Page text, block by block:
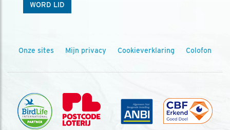
WORD LID
Onze sites Mijn privacy Cookieverklaring Colofon